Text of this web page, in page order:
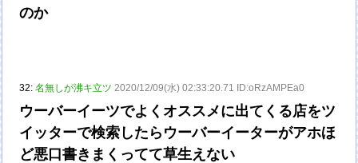
のか
32:名無しが沸キ立ツ 2020/12/09(水) 02:33:20.71 ID:oRzAMPEa0
ウーバーイーツでよくオススメに出てくる店をツ
イッターで検索したらウーバーイーターがアホほ
ど悪口書きまくってて草生えない